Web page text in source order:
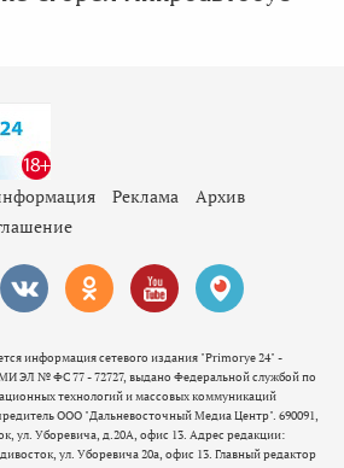
Реклама
Архив
информация сетевого издания "Primorye 24" -
ЭЛ № ФС 77 - 72727, выдано Федеральной службой по
технологий и массовых коммуникаций
ООО "Дальневосточный Медиа Центр". 690091,
ул. Уборевича, д.20А, офис 13. Адрес редакции:
ул. Уборевича 20а, офис 13. Главный редактор